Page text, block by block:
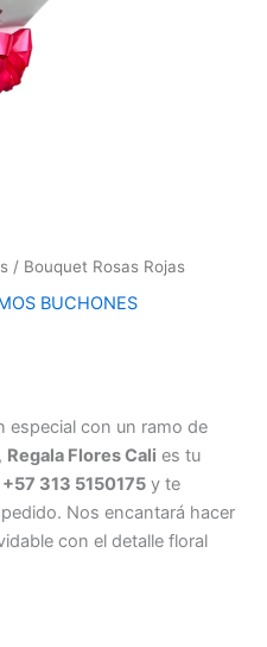
/ Bouquet Rosas Rojas
BUCHONES
especial con un ramo de
Regala Flores Cali es tu
+57 313 5150175 y te
Nos encantará hacer
con el detalle floral